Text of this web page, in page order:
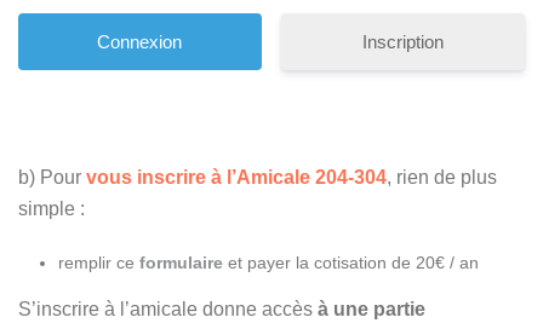
Inscription
b) Pour vous inscrire à l’Amicale 204-304, rien de plus
simple :
remplir ce formulaireet payer la cotisation de 20€ / an
S’inscrire à l’amicale donne accès à une partie